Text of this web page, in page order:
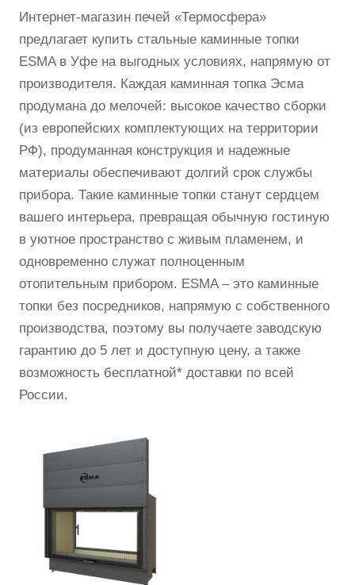
Интернет-магазин печей «Термосфера»
предлагает купить стальные каминные топки
ESMA в Уфе на выгодных условиях, напрямую от
производителя. Каждая каминная топка Эсма
продумана до мелочей: высокое качество сборки
(из европейских комплектующих на территории
РФ), продуманная конструкция и надежные
материалы обеспечивают долгий срок службы
прибора. Такие каминные топки станут сердцем
вашего интерьера, превращая обычную гостиную
в уютное пространство с живым пламенем, и
одновременно служат полноценным
отопительным прибором. ESMA – это каминные
топки без посредников, напрямую с собственного
производства, поэтому вы получаете заводскую
гарантию до 5 лет и доступную цену, а также
возможность бесплатной* доставки по всей
России.